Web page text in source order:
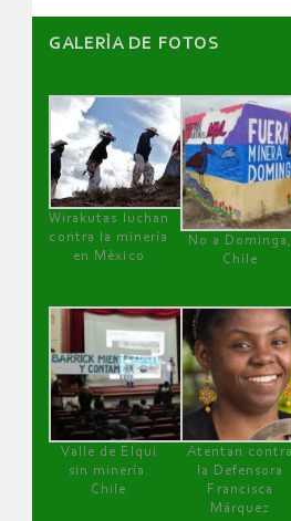
GALERÌA DE FOTOS
Wirakutas luchan
contra la minería
en México
No a Dominga,
Chile
Valle de Elqui
sin minería.
Chile
Atentan contra
la Defensora
Francisca
Márquez